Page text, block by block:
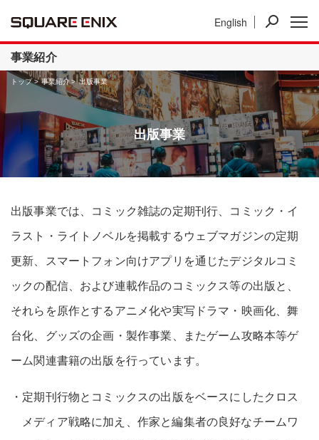
English
IR情報 事業紹介
事業紹介
トップ 事業紹介 出版事業
出版事業
出版事業では、コミック雑誌の定期刊行、コミック・イ
ラスト・ライトノベルを掲載するウェブマガジンの定期
更新、スマートフォン向けアプリを通じたデジタルコミ
ックの配信、および連載作品のコミックス等の出版と、
それらを原作とするアニメ化や実写ドラマ・映画化、舞
台化、グッズの企画・製作事業、またゲーム攻略本等ゲ
ーム関連書籍の出版を行っています。
・定期刊行物とコミックスの出版をベースにしたクロス
メディア戦略に加え、作家と編集者の良好なチームワ